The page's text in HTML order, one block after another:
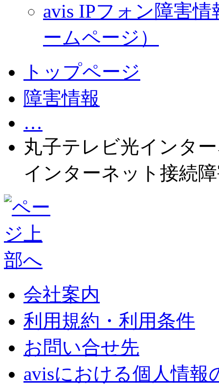
avis IPフォン障害
ームページ）
トップページ
障害情報
…
丸子テレビ光インタ
インターネット接続
会社案内
利用規約・利用条件
お問い合せ先
avisにおける個人情